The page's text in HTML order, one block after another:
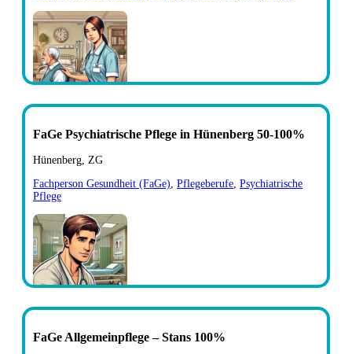
FaGe Psychiatrische Pflege in Hünenberg 50-100%
Hünenberg, ZG
Fachperson Gesundheit (FaGe) Pflegeberufe Psychiatrische
Pflege
FaGe Allgemeinpflege – Stans 100%